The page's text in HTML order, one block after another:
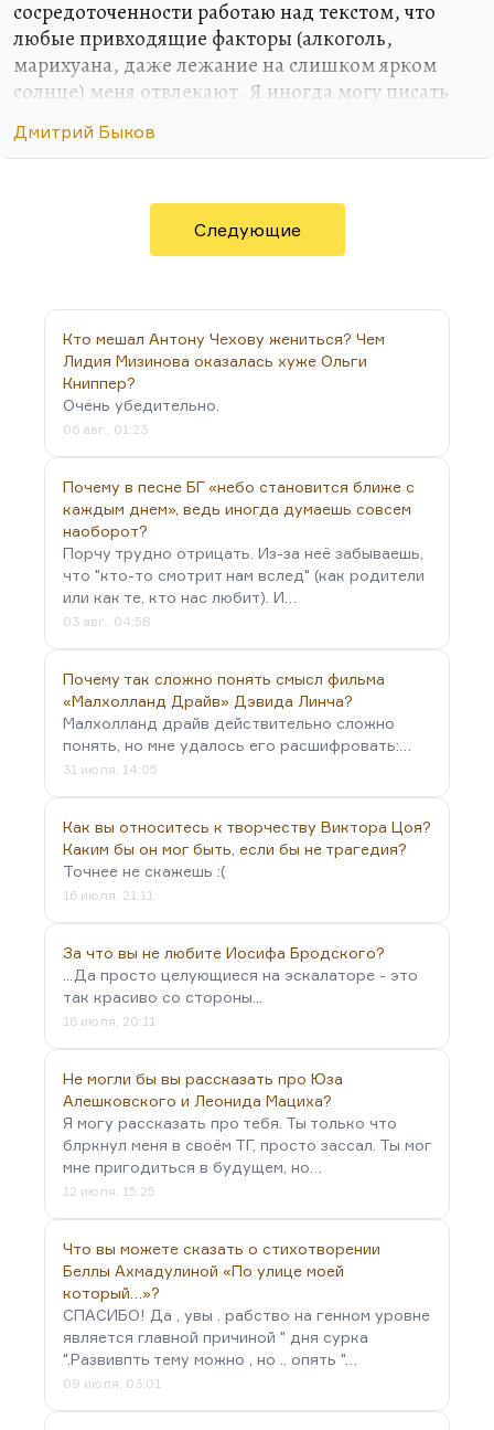
сосредоточенности работаю над текстом, что
любые привходящие факторы (алкоголь,
марихуана, даже лежание на слишком ярком
солнце) меня отвлекают. Я иногда могу писать
обстановке, как было в армии. Там с какой-то
на внутреннем протесте. Либо в условиях
умеренного, неприхотливого, но все-таки
комфорта. Мне, в общем, не нравится, когда меня
Марихуана – дело не в пропаганде наркотиков.
Но марихуана меняет характер мышления. Она
заметно снижает вашу собственную критичность.
И при таком подходе, мне кажется, даже в…
Дмитрий Быков
Следующие
Кто мешал Антону Чехову жениться? Чем
Лидия Мизинова оказалась хуже Ольги
Книппер?
Очень убедительно.
06 авг., 01:23
Почему в песне БГ «небо становится ближе с
каждым днем», ведь иногда думаешь совсем
наоборот?
Порчу трудно отрицать. Из-за неё забываешь,
что "кто-то смотрит нам вслед" (как родители
или как те, кто нас любит). И…
03 авг., 04:58
Почему так сложно понять смысл фильма
«Малхолланд Драйв» Дэвида Линча?
Малхолланд драйв действительно сложно
понять, но мне удалось его расшифровать:…
31 июля, 14:05
Как вы относитесь к творчеству Виктора Цоя?
Каким бы он мог быть, если бы не трагедия?
Точнее не скажешь :(
16 июля, 21:11
За что вы не любите Иосифа Бродского?
...Да просто целующиеся на эскалаторе - это
так красиво со стороны...
16 июля, 20:11
Не могли бы вы рассказать про Юза
Алешковского и Леонида Мациха?
Я могу рассказать про тебя. Ты только что
блркнул меня в своём ТГ, просто зассал. Ты мог
мне пригодиться в будущем, но…
12 июля, 15:25
Что вы можете сказать о стихотворении
Беллы Ахмадулиной «По улице моей
который…»?
СПАСИБО! Да , увы . рабство на генном уровне
является главной причиной " дня сурка
".Развивпть тему можно , но .. опять "…
09 июля, 03:01